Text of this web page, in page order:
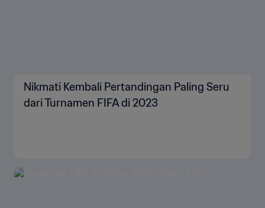
Nikmati Kembali Pertandingan Paling Seru
dari Turnamen FIFA di 2023